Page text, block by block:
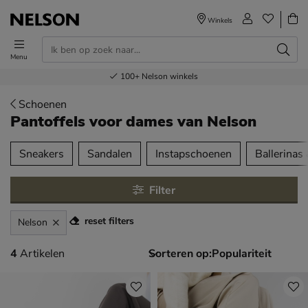
Menu
Winkels
Voor 23.00u besteld,volgende dag in huis
Gratisverzending en retour
Bestel nu,betaal later
100+ Nelson winkels
Schoenen
Pantoffels voor damesvan Nelson
over
Sneakers Sandalen Instapschoenen Ballerinas
Filter
Nelson reset filters
4 artikelen
4 Artikelen Sorteren op: